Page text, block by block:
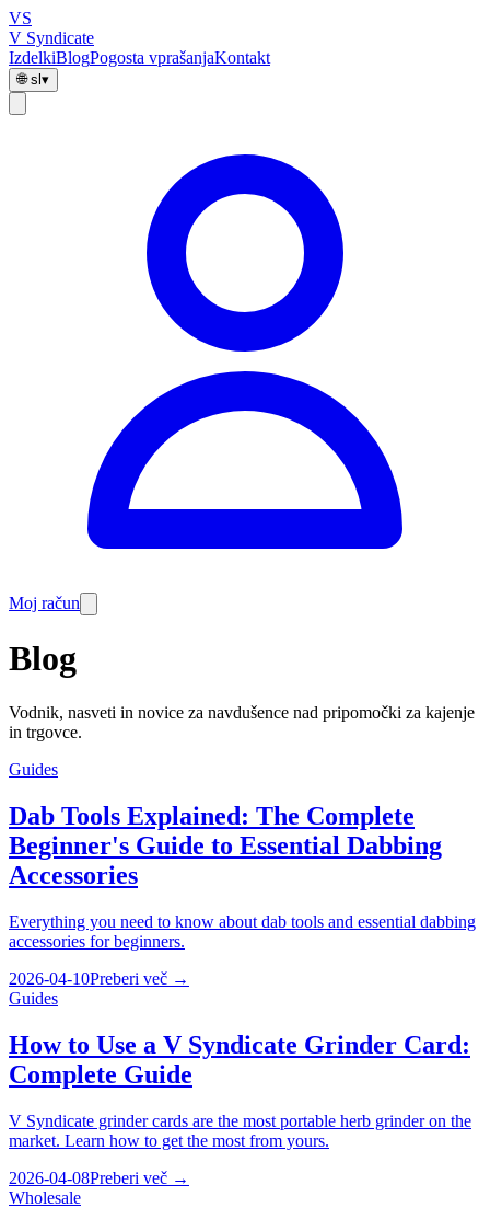
VS
V Syndicate
IzdelkiBlogPogosta vprašanjaKontakt
🌐sl ▾
Moj račun
Blog
Vodnik, nasveti in novice za navdušence nad pripomočki za kajenje
in trgovce.
Guides
Dab Tools Explained: The Complete
Beginner's Guide to Essential Dabbing
Accessories
Everything you need to know about dab tools and essential dabbing
accessories for beginners.
2026-04-10Preberi več →
Guides
How to Use a V Syndicate Grinder Card:
Complete Guide
V Syndicate grinder cards are the most portable herb grinder on the
market. Learn how to get the most from yours.
2026-04-08Preberi več →
Wholesale